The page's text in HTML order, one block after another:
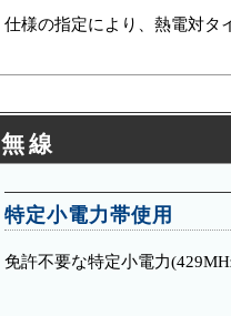
仕様の指定により、熱電対タ
無線
特定小電力帯使用
免許不要な特定小電力